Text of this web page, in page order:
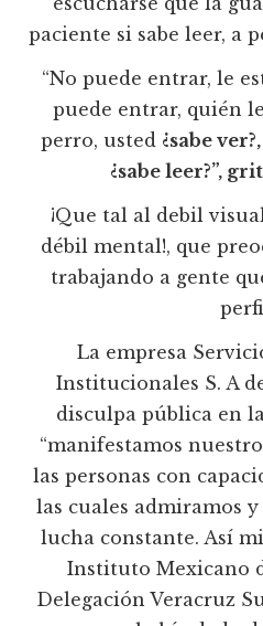
paciente si sabe leer, a
“No puede entrar, le
puede entrar, quién
perro, usted ¿sabe
¿sabe leer?”,
¡Que tal al debil
débil mental!, que
trabajando a gente
La empresa
Institucionales S. A
disculpa pública en
“manifestamos
las personas con
las cuales admiramos
lucha constante. Así
Instituto Mexicano
Delegación Veracruz